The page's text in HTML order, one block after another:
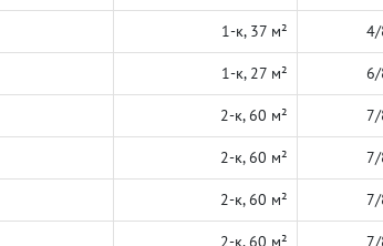
1-к, 37 м² 4/
1-к, 27 м² 6/
2-к, 60 м² 7/
2-к, 60 м² 7/
2-к, 60 м² 7/
2-к, 60 м² 7/